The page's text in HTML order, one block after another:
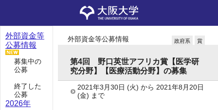
外部資金等
公募情報
募集中の
公募
終了した
公募
2026年
外部資金等公募情報 政府系 賞
第4回 野口英世アフリカ賞【医学研
究分野】【医療活動分野】の募集
2021年3月30日(火) から 2021年8月20日
(金) まで